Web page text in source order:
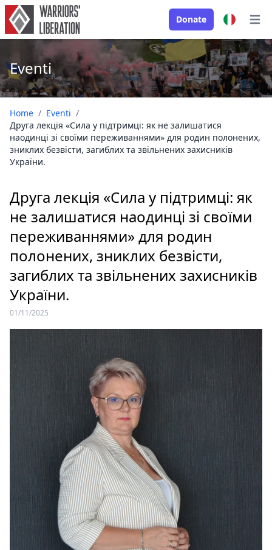
Donate
Eventi
Home / Eventi /
Друга лекція «Сила у підтримці: як не залишатися
наодинці зі своїми переживаннями» для родин полонених,
зниклих безвісти, загиблих та звільнених захисників
України.
Друга лекція «Сила у підтримці: як
не залишатися наодинці зі своїми
переживаннями» для родин
полонених, зниклих безвісти,
загиблих та звільнених захисників
України.
01/11/2025